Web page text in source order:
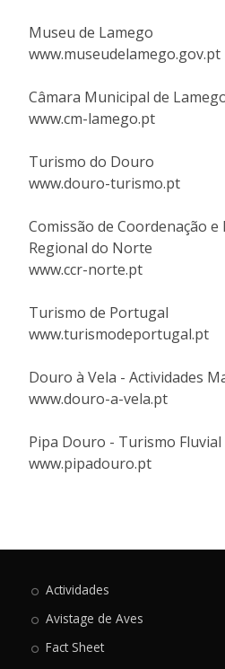
Museu de Lamego
www.museudelamego.gov.pt
Câmara Municipal de
www.cm-lamego.pt
Turismo do Douro
www.douro-turismo.pt
Comissão de Coordenação
Regional do Norte
www.ccr-norte.pt
Turismo de Portugal
www.turismodeportugal.pt
Douro à Vela - Actividades
www.douro-a-vela.pt
Pipa Douro - Turismo Fluvial
www.pipadouro.pt
Actividades
Avistage de Aves
Fact Sheet